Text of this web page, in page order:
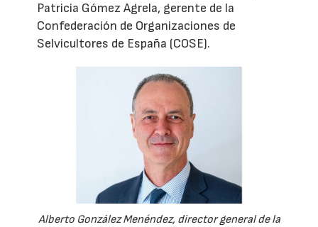
Patricia Gómez Agrela, gerente de la
Confederación de Organizaciones de
Selvicultores de España (COSE).
Alberto González Menéndez, director general de la